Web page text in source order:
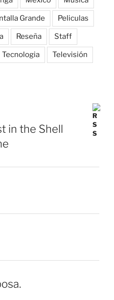
Grande Peliculas
Reseña Staff
Tecnologia Televisión
in the Shell